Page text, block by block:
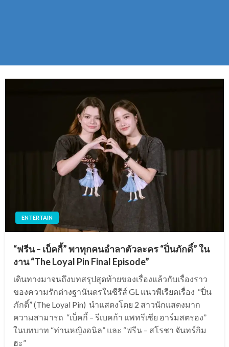
ENTERTAIN
“ฟรีน – เบ็คกี้” พาทุกคนอำลาตัวละคร “ปิ่นภักดิ์” ใน
งาน “The Loyal Pin Final Episode”
เดินทางมาจนถึงบทสรุปสุดท้ายของเรื่องแล้วกับเรื่องราว
ของความรักต่างฐานันดรในซีรีส์ GL แนวพีเรียดเรื่อง “ปิ่น
ภักดิ์” (The Loyal Pin) นำแสดงโดย 2 สาวนักแสดงมาก
ความสามารถ “เบ็คกี้ – รีเบคก้า แพทรีเซีย อาร์มสตรอง”
ในบทบาท “ท่านหญิงอนิล” และ “ฟรีน – สโรชา จันทร์กิม
ฮะ”